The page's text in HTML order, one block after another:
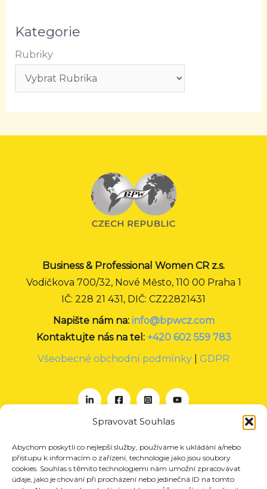
Spravovat Souhlas
Abychom poskytli co nejlepší služby, používáme k ukládání a/nebo
přístupu k informacím o zařízení, technologie jako jsou soubory
cookies. Souhlas s těmito technologiemi nám umožní zpracovávat
údaje, jako je chování při procházení nebo jedinečná ID na tomto
Kategorie
Rubriky
Business & Professional Women CR z.s.
Vodičkova 700/32, Nové Město, 110 00 Praha 1
IČ: 228 21 431, DIČ: CZ22821431
Napište nám na: info@bpwcz.com
Kontaktujte nás na tel: +420 602 559 783
Všeobecné obchodní podmínky
GDPR
O nás
Projekty
Členství